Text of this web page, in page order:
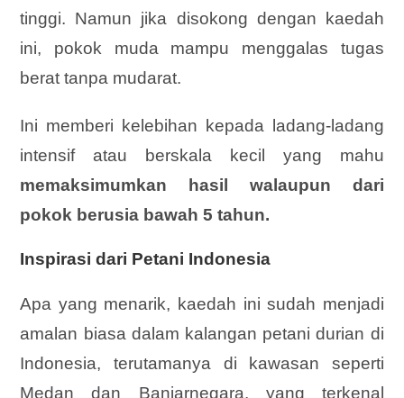
tinggi. Namun jika disokong dengan kaedah
ini, pokok muda mampu menggalas tugas
berat tanpa mudarat.
Ini memberi kelebihan kepada ladang-ladang
intensif atau berskala kecil yang mahu
memaksimumkan hasil walaupun dari
pokok berusia bawah 5 tahun.
Inspirasi dari Petani Indonesia
Apa yang menarik, kaedah ini sudah menjadi
amalan biasa dalam kalangan petani durian di
Indonesia, terutamanya di kawasan seperti
Medan dan Banjarnegara, yang terkenal